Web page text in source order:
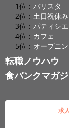
1位： バリスタ
2位： 土日祝休み
3位： パティシエ
4位： カフェ
5位： オープニ
転職ノウハウ
食バンクマガ
求